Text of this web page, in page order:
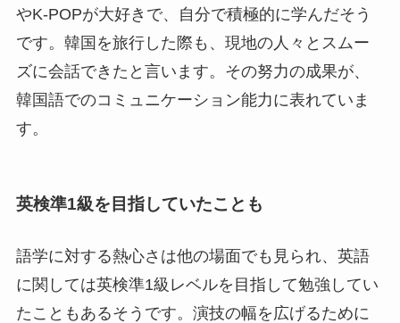
やK-POPが大好きで、自分で積極的に学んだそう
です。韓国を旅行した際も、現地の人々とスムー
ズに会話できたと言います。その努力の成果が、
韓国語でのコミュニケーション能力に表れていま
す。
英検準1級を目指していたことも
語学に対する熱心さは他の場面でも見られ、英語
に関しては英検準1級レベルを目指して勉強してい
たこともあるそうです。演技の幅を広げるために